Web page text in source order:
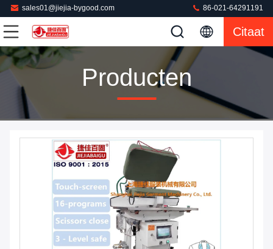
sales01@jiejia-bygood.com 86-021-64291191
Citaat
Producten